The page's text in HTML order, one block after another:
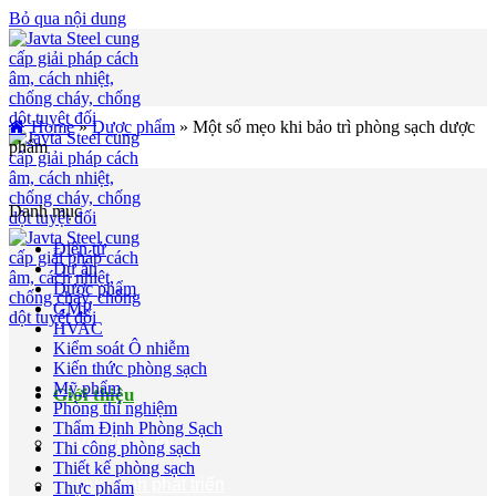
Bỏ qua nội dung
Giới thiệu
Về chúng tôi
Quá trình phát triển
Home»Dược phẩm » Một số mẹo khi bảo trì phòng sạch dược
phẩm
Danh mục
Điện tử
Dự án
Dược phẩm
GMP
HVAC
Kiểm soát Ô nhiễm
Kiến thức phòng sạch
Mỹ phẩm
Phòng thí nghiệm
Thẩm Định Phòng Sạch
Thi công phòng sạch
Thiết kế phòng sạch
Thực phẩm